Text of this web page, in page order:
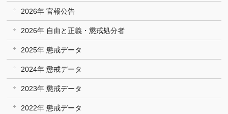
2026年 官報公告
2026年 自由と正義・懲戒処分者
2025年 懲戒データ
2024年 懲戒データ
2023年 懲戒データ
2022年 懲戒データ